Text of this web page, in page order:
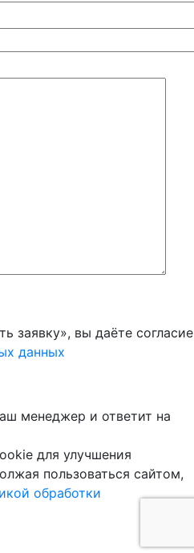
заявку», вы даёте согласие
данных
менеджер и ответит на
для улучшения
пользоваться сайтом,
обработки